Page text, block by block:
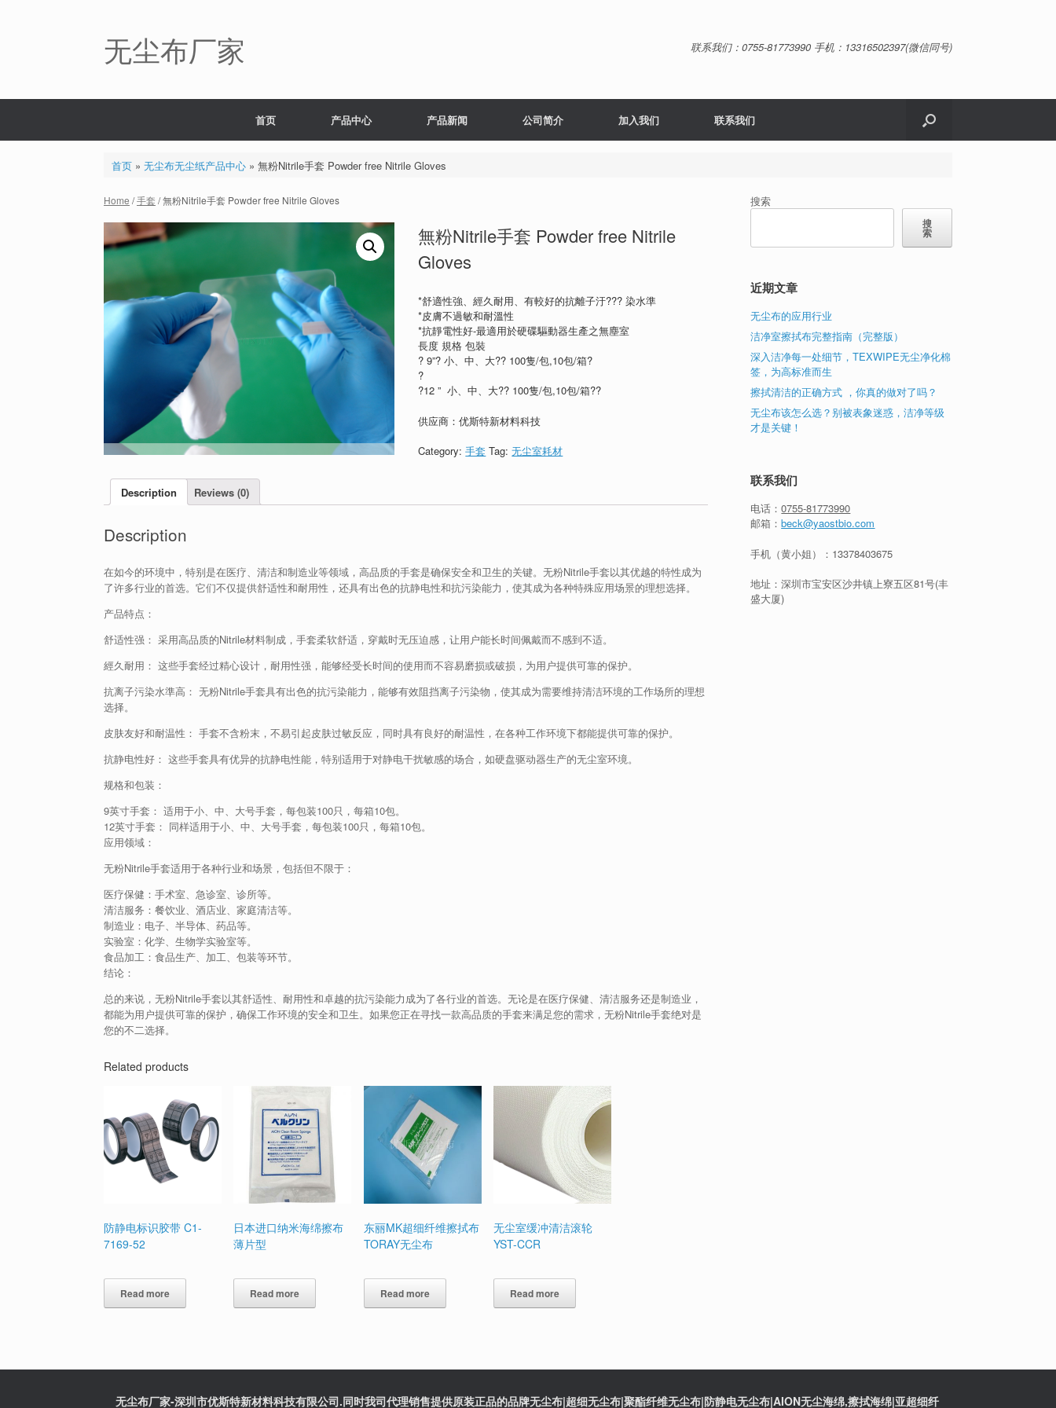
无尘布厂家 联系我们：0755-81773990 手机：13316502397(微信同号)
首页 产品中心 产品新闻 公司简介 加入我们 联系我们
首页» 无尘布无尘纸产品中心» 無粉Nitrile手套 Powder free Nitrile Gloves
Home /手套 / 無粉Nitrile手套 Powder free Nitrile Gloves
無粉Nitrile手套 Powder free Nitrile
Gloves
*舒適性強、經久耐用、有較好的抗離子汙??? 染水準
*皮膚不過敏和耐溫性
*抗靜電性好-最適用於硬碟驅動器生產之無塵室
長度 規格 包裝
? 9”? 小、中、大?? 100隻/包,10包/箱?
?
?12 ” 小、中、大?? 100隻/包,10包/箱??
供应商：优斯特新材料科技
Category:手套 Tag:无尘室耗材
Description Reviews (0)
Description
在如今的环境中，特别是在医疗、清洁和制造业等领域，高品质的手套是确保安全和卫生的关键。无粉Nitrile手套以其优越的特性成为
了许多行业的首选。它们不仅提供舒适性和耐用性，还具有出色的抗静电性和抗污染能力，使其成为各种特殊应用场景的理想选择。
产品特点：
舒适性强： 采用高品质的Nitrile材料制成，手套柔软舒适，穿戴时无压迫感，让用户能长时间佩戴而不感到不适。
經久耐用： 这些手套经过精心设计，耐用性强，能够经受长时间的使用而不容易磨损或破损，为用户提供可靠的保护。
抗离子污染水準高： 无粉Nitrile手套具有出色的抗污染能力，能够有效阻挡离子污染物，使其成为需要维持清洁环境的工作场所的理想
选择。
皮肤友好和耐温性： 手套不含粉末，不易引起皮肤过敏反应，同时具有良好的耐温性，在各种工作环境下都能提供可靠的保护。
抗静电性好： 这些手套具有优异的抗静电性能，特别适用于对静电干扰敏感的场合，如硬盘驱动器生产的无尘室环境。
规格和包装：
9英寸手套： 适用于小、中、大号手套，每包装100只，每箱10包。
12英寸手套： 同样适用于小、中、大号手套，每包装100只，每箱10包。
应用领域：
无粉Nitrile手套适用于各种行业和场景，包括但不限于：
医疗保健：手术室、急诊室、诊所等。
清洁服务：餐饮业、酒店业、家庭清洁等。
制造业：电子、半导体、药品等。
实验室：化学、生物学实验室等。
食品加工：食品生产、加工、包装等环节。
结论：
总的来说，无粉Nitrile手套以其舒适性、耐用性和卓越的抗污染能力成为了各行业的首选。无论是在医疗保健、清洁服务还是制造业，
都能为用户提供可靠的保护，确保工作环境的安全和卫生。如果您正在寻找一款高品质的手套来满足您的需求，无粉Nitrile手套绝对是
您的不二选择。
Related products
防静电标识胶带 C1-
7169-52
Read more
日本进口纳米海绵擦布
薄片型
Read more
东丽MK超细纤维擦拭布
TORAY无尘布
Read more
无尘室缓冲清洁滚轮
YST-CCR
Read more
搜索
搜
索
近期文章
无尘布的应用行业
洁净室擦拭布完整指南（完整版）
深入洁净每一处细节，TEXWIPE无尘净化棉
签，为高标准而生
擦拭清洁的正确方式 ，你真的做对了吗？
无尘布该怎么选？别被表象迷惑，洁净等级
才是关键！
联系我们
电话：0755-81773990
邮箱：beck@yaostbio.com
手机（黄小姐）： 13378403675
地址：深圳市宝安区沙井镇上寮五区81号(丰
盛大厦)
无尘布厂家-深圳市优斯特新材料科技有限公司.同时我司代理销售提供原装正品的品牌无尘布|超细无尘布|聚酯纤维无尘布|防静电无尘布|AION无尘海绵,擦拭海绵|亚超细纤